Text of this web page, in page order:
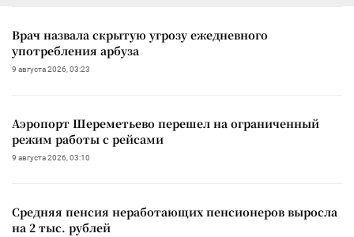
Врач назвала скрытую угрозу ежедневного
употребления арбуза
9 августа 2026, 03:23
Аэропорт Шереметьево перешел на ограниченный
режим работы с рейсами
9 августа 2026, 03:10
Средняя пенсия неработающих пенсионеров выросла
на 2 тыс. рублей